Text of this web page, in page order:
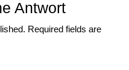
Antwort
Required fields are